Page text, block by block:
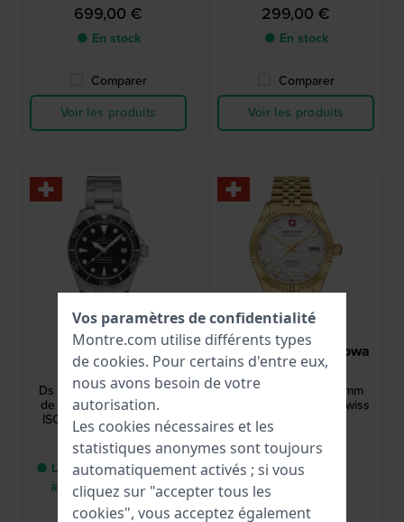
699,00 €
● En stock
Comparer
Voir les produits
299,00 €
● En stock
Comparer
Voir les produits
Certina
C0488071105100
Ds Action 38 mm Montre
de plongée automatique
ISO 6425 de fabrication
suisse avec date
895,00 €
● Livraison entre 2 jours
à 5 jours ouvrables
Comparer
Swiss Military Hanowa
SMWGL0005410
Master Diligenter 41 mm
Montre automatique Swiss
Made avec date
729,00 €
● En stock
Comparer
Vos paramètres de confidentialité
Montre.com utilise différents types
de cookies. Pour certains d'entre eux,
nous avons besoin de votre
autorisation.
Les cookies nécessaires et les
statistiques anonymes sont toujours
automatiquement activés ; si vous
cliquez sur "accepter tous les
cookies", vous acceptez également